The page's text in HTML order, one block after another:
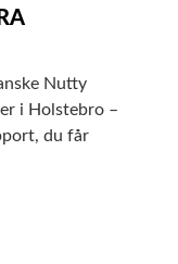
Nutty
i Holstebro –
du får